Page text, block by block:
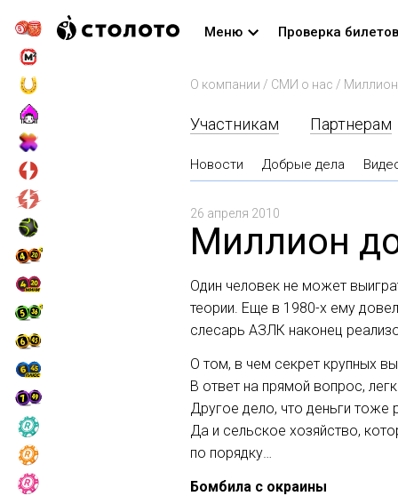
Меню Проверка билетов
О компании / СМИ о нас /
Участникам Партнерам
Новости Добрые дела
26 апреля 2010
Миллион
Один человек не может
теории. Еще в 1980-х ему
слесарь АЗЛК наконец
О том, в чем секрет крупных
В ответ на прямой вопрос,
Другое дело, что деньги тоже
Да и сельское хозяйство,
по порядку…
Бомбила с окраины